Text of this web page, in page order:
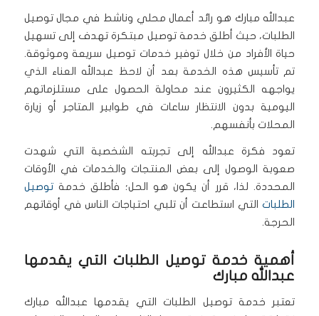
عبدالله مبارك هو رائد أعمال محلي وناشط في مجال توصيل
الطلبات، حيث أطلق خدمة توصيل مبتكرة تهدف إلى تسهيل
حياة الأفراد من خلال توفير خدمات توصيل سريعة وموثوقة.
تم تأسيس هذه الخدمة بعد أن لاحظ عبدالله العناء الذي
يواجهه الكثيرون عند محاولة الحصول على مستلزماتهم
اليومية بدون الانتظار ساعات في طوابير المتاجر أو زيارة
المحلات بأنفسهم.
تعود فكرة عبدالله إلى تجربته الشخصية التي شهدت
صعوبة الوصول إلى بعض المنتجات والخدمات في الأوقات
المحددة. لذا، قرر أن يكون هو الحل؛ فأطلق خدمة توصيل
الطلباتالتي استطاعت أن تلبي احتياجات الناس في أوقاتهم
الحرجة.
أهمية خدمة توصيل الطلبات التي يقدمها
عبدالله مبارك
تعتبر خدمة توصيل الطلبات التي يقدمها عبدالله مبارك